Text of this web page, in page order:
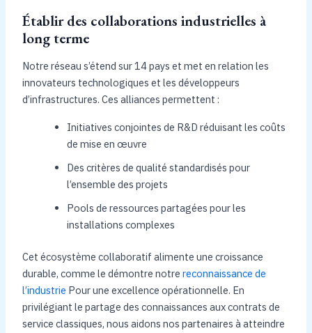
Établir des collaborations industrielles à
long terme
Notre réseau s’étend sur 14 pays et met en relation les
innovateurs technologiques et les développeurs
d’infrastructures. Ces alliances permettent :
Initiatives conjointes de R&D réduisant les coûts
de mise en œuvre
Des critères de qualité standardisés pour
l’ensemble des projets
Pools de ressources partagées pour les
installations complexes
Cet écosystème collaboratif alimente une croissance
durable, comme le démontre notre reconnaissance de
l’industrie Pour une excellence opérationnelle. En
privilégiant le partage des connaissances aux contrats de
service classiques, nous aidons nos partenaires à atteindre